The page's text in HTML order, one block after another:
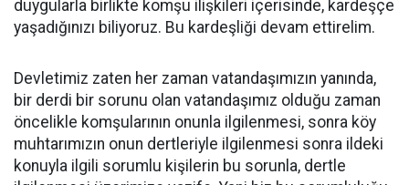
duygularla birlikte komşu ilişkileri içerisinde, kardeşçe
yaşadığınızı biliyoruz. Bu kardeşliği devam ettirelim.
Devletimiz zaten her zaman vatandaşımızın yanında,
bir derdi bir sorunu olan vatandaşımız olduğu zaman
öncelikle komşularının onunla ilgilenmesi, sonra köy
muhtarımızın onun dertleriyle ilgilenmesi sonra ildeki
konuyla ilgili sorumlu kişilerin bu sorunla, dertle